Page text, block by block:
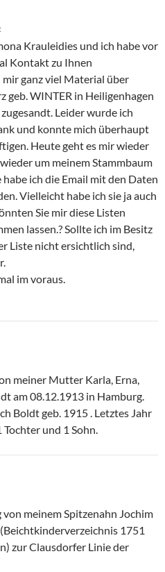
Krauleidies und ich habe vor
Kontakt zu Ihnen
mir ganz viel Material über
geb. WINTER in Heiligenhagen
Leider wurde ich
und konnte mich überhaupt
Heute geht es mir wieder
um meinem Stammbaum
ich die Email mit den Daten
Vielleicht habe ich sie ja auch
Sie mir diese Listen
lassen.? Sollte ich im Besitz
Liste nicht ersichtlich sind,
im voraus.
meiner Mutter Karla, Erna,
am 08.12.1913 in Hamburg.
Boldt geb. 1915 . Letztes Jahr
und 1 Sohn.
meinem Spitzenahn Jochim
1751
zur Clausdorfer Linie der